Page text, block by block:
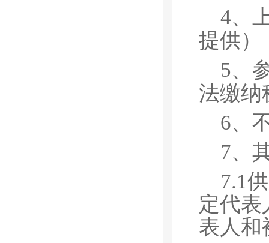
4、
提供）
5、
法缴纳
6、
7、
7.1
定代表
表人和